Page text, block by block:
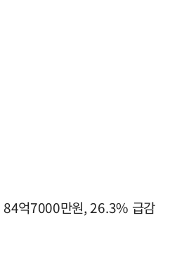
84억7000만원, 26.3% 급감